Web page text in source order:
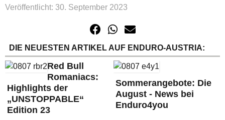
Veröffentlicht: 30. September 2023
DIE NEUESTEN ARTIKEL AUF ENDURO-AUSTRIA:
Red Bull
Romaniacs:
Highlights der
„UNSTOPPABLE“
Edition 23
Sommerangebote: Die
August - News bei
Enduro4you